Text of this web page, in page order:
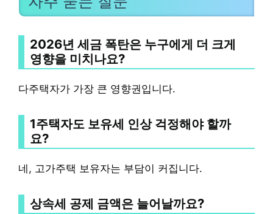
2026년 세금 폭탄은 누구에게 더 크게
영향을 미치나요?
다주택자가 가장 큰 영향권입니다.
1주택자도 보유세 인상 걱정해야 할까
요?
네, 고가주택 보유자는 부담이 커집니다.
상속세 공제 금액은 늘어날까요?